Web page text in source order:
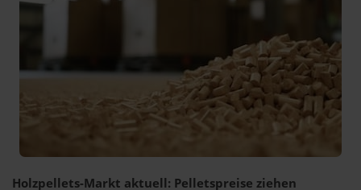
Holzpellets-Markt aktuell: Pelletspreise ziehen